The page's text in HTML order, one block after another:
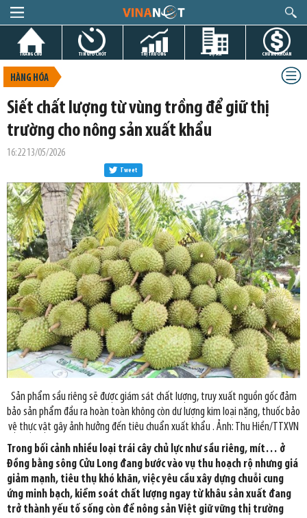
TRANG CHỦ TIN GIỜ CHÓT THỊ TRƯỜNG DỰ ÁN CHỨNG KHOÁN
HÀNG HÓA
Siết chất lượng từ vùng trồng để giữ thị
trường cho nông sản xuất khẩu
16:22 13/05/2026
Tweet
Sản phẩm sầu riêng sẽ được giám sát chất lượng, truy xuất nguồn gốc đảm
bảo sản phẩm đầu ra hoàn toàn không còn dư lượng kim loại nặng, thuốc bảo
vệ thực vật gây ảnh hưởng đến tiêu chuẩn xuất khẩu . Ảnh: Thu Hiền/TTXVN
Trong bối cảnh nhiều loại trái cây chủ lực như sầu riêng, mít… ở
Đồng bằng sông Cửu Long đang bước vào vụ thu hoạch rộ nhưng giá
giảm mạnh, tiêu thụ khó khăn, việc yêu cầu xây dựng chuỗi cung
ứng minh bạch, kiểm soát chất lượng ngay từ khâu sản xuất đang
trở thành yếu tố sống còn để nông sản Việt giữ vững thị trường